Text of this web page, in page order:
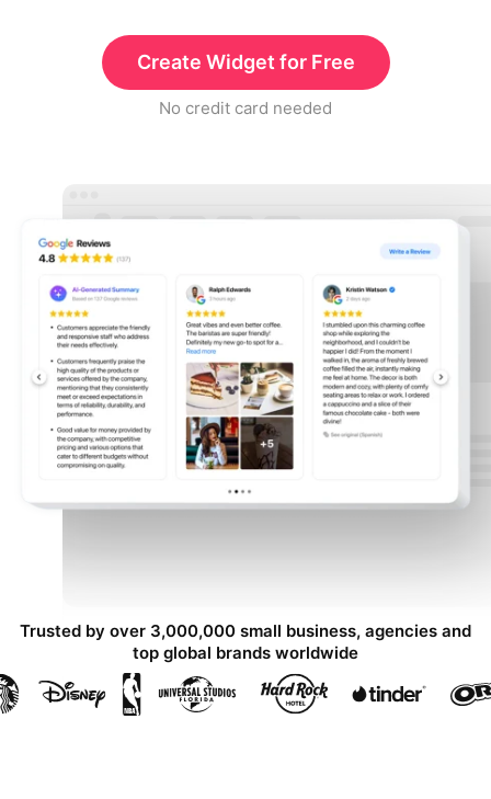
Create Widget for Free
No credit card needed
Trusted by over 3,000,000 small business, agencies and
top global brands worldwide